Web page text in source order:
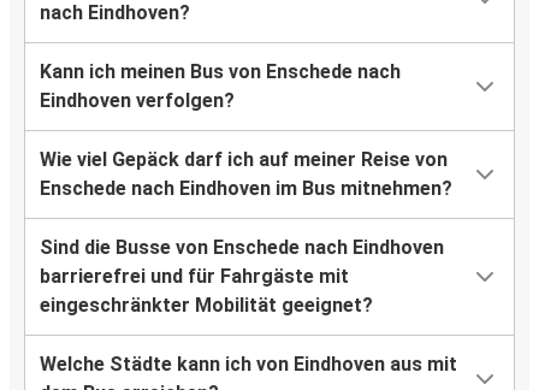
nach Eindhoven?
Kann ich meinen Bus von Enschede nach
Eindhoven verfolgen?
Wie viel Gepäck darf ich auf meiner Reise von
Enschede nach Eindhoven im Bus mitnehmen?
Sind die Busse von Enschede nach Eindhoven
barrierefrei und für Fahrgäste mit
eingeschränkter Mobilität geeignet?
Welche Städte kann ich von Eindhoven aus mit